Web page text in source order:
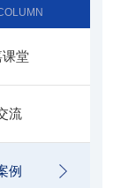
堂
流
例